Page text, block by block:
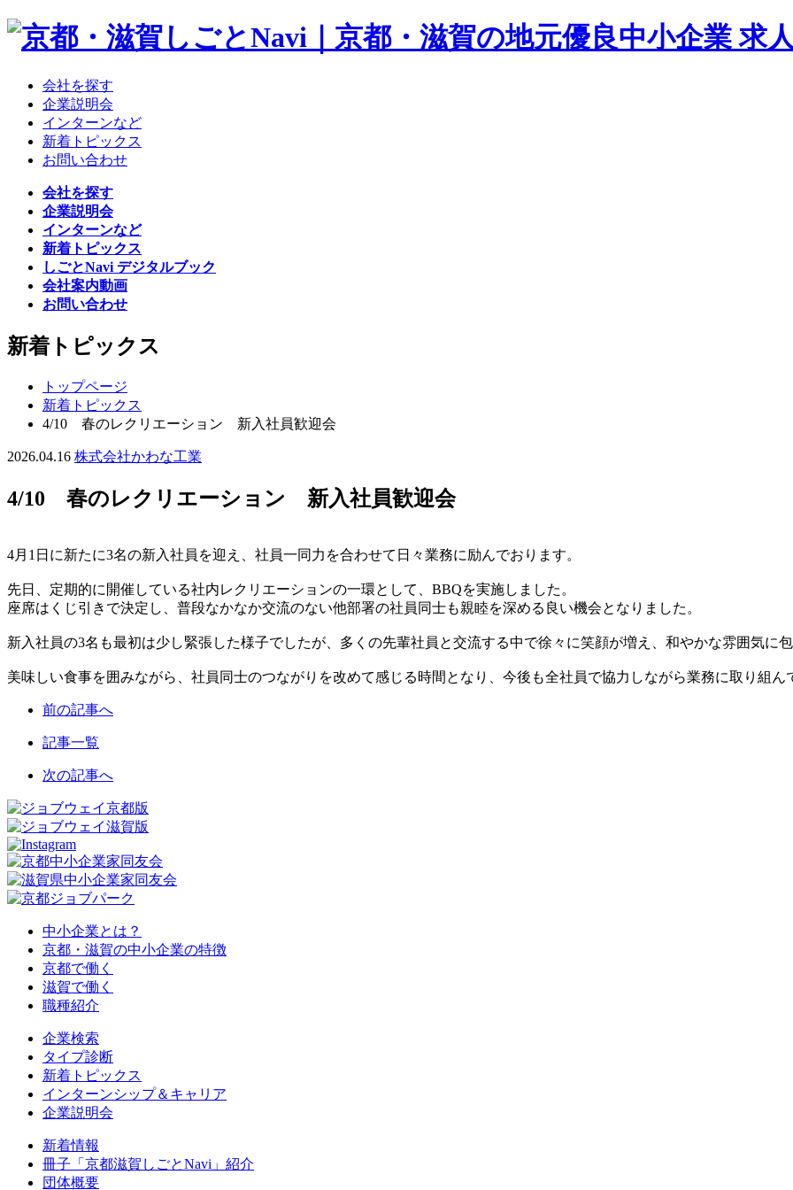
会社を探す
企業説明会
インターンなど
新着トピックス
お問い合わせ
会社を探す
企業説明会
インターンなど
新着トピックス
しごとNavi デジタルブック
会社案内動画
お問い合わせ
新着トピックス
トップページ
新着トピックス
4/10 春のレクリエーション 新入社員歓迎会
2026.04.16 株式会社かわな工業
4/10 春のレクリエーション 新入社員歓迎会
4月1日に新たに3名の新入社員を迎え、社員一同力を合わせて日々業務に励んでおります。
先日、定期的に開催している社内レクリエーションの一環として、BBQを実施しました。
座席はくじ引きで決定し、普段なかなか交流のない他部署の社員同士も親睦を深める良い機会となりました。
新入社員の3名も最初は少し緊張した様子でしたが、多くの先輩社員と交流する中で徐々に笑顔が増え、和やかな雰囲気に包
美味しい食事を囲みながら、社員同士のつながりを改めて感じる時間となり、今後も全社員で協力しながら業務に取り組ん
前の記事へ
記事一覧
次の記事へ
中小企業とは？
京都・滋賀の中小企業の特徴
京都で働く
滋賀で働く
職種紹介
企業検索
タイプ診断
新着トピックス
インターンシップ＆キャリア
企業説明会
新着情報
冊子「京都滋賀しごとNavi」紹介
団体概要